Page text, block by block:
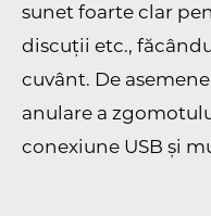
sunet foarte clar
discuții etc.,
cuvânt. De
anulare a
conexiune USB și